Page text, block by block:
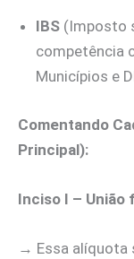
IBS (Imposto
competência
Municípios e
Comentando
Principal):
Inciso I – União
→ Essa alíquota